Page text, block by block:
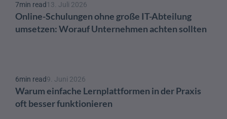
7min read13. Juli 2026
Online-Schulungen ohne große IT-Abteilung
umsetzen: Worauf Unternehmen achten sollten
6min read9. Juni 2026
Warum einfache Lernplattformen in der Praxis
oft besser funktionieren